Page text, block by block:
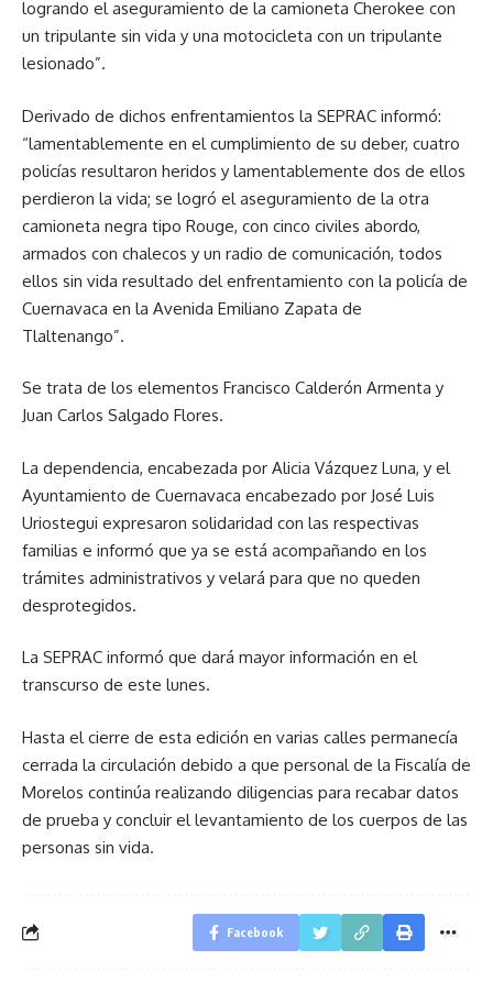
logrando el aseguramiento de la camioneta Cherokee con
un tripulante sin vida y una motocicleta con un tripulante
lesionado”.
Derivado de dichos enfrentamientos la SEPRAC informó:
“lamentablemente en el cumplimiento de su deber, cuatro
policías resultaron heridos y lamentablemente dos de ellos
perdieron la vida; se logró el aseguramiento de la otra
camioneta negra tipo Rouge, con cinco civiles abordo,
armados con chalecos y un radio de comunicación, todos
ellos sin vida resultado del enfrentamiento con la policía de
Cuernavaca en la Avenida Emiliano Zapata de
Tlaltenango”.
Se trata de los elementos Francisco Calderón Armenta y
Juan Carlos Salgado Flores.
La dependencia, encabezada por Alicia Vázquez Luna, y el
Ayuntamiento de Cuernavaca encabezado por José Luis
Uriostegui expresaron solidaridad con las respectivas
familias e informó que ya se está acompañando en los
trámites administrativos y velará para que no queden
desprotegidos.
La SEPRAC informó que dará mayor información en el
transcurso de este lunes.
Hasta el cierre de esta edición en varias calles permanecía
cerrada la circulación debido a que personal de la Fiscalía de
Morelos continúa realizando diligencias para recabar datos
de prueba y concluir el levantamiento de los cuerpos de las
personas sin vida.
Facebook